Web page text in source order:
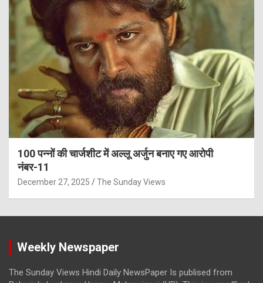
100 पन्नों की चार्जशीट में अल्लू अर्जुन बनाए गए आरोपी
नंबर-11
December 27, 2025 The Sunday Views
Weekly Newspaper
The Sunday Views Hindi Daily NewsPaper Is publised from